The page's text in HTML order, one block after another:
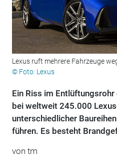
Lexus ruft mehrere Fahrzeuge
© Foto: Lexus
Ein Riss im
bei weltweit 245.000
unterschiedlicher
führen. Es besteht
von tm